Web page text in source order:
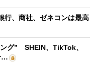
行、商社、ゼネコンは最高
グ” SHEIN、TikTok、
…